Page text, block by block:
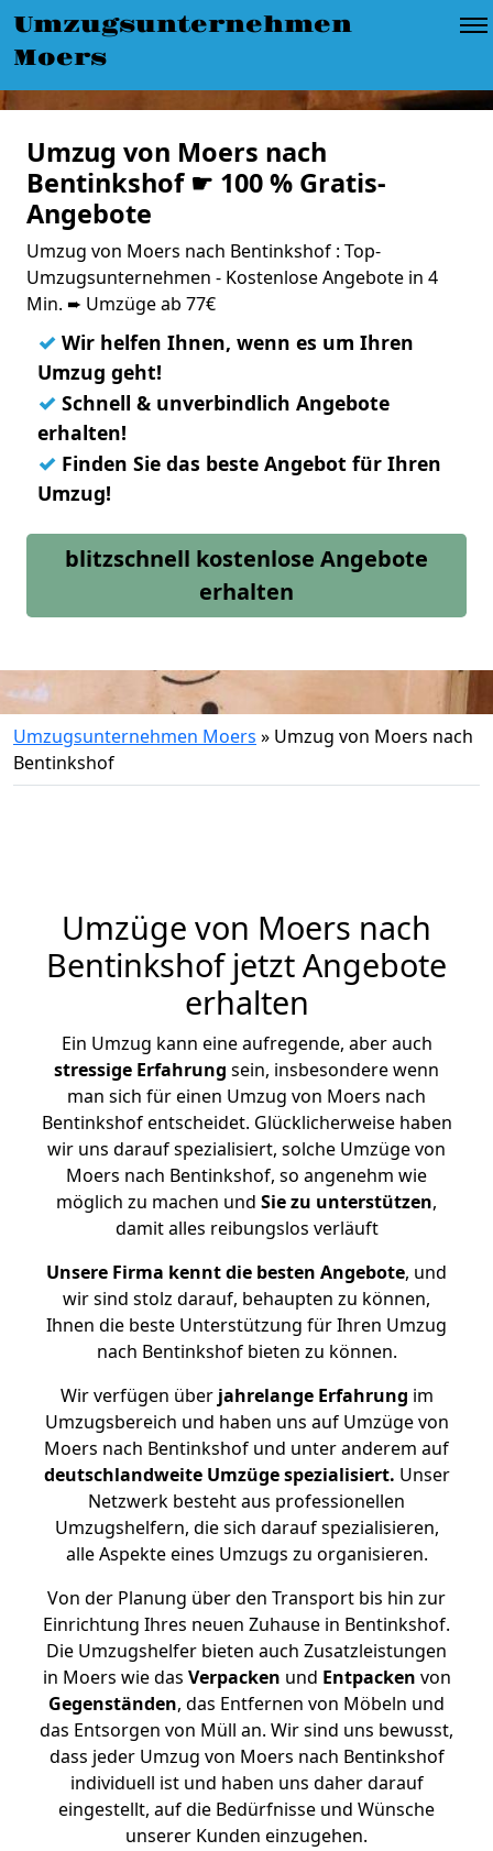
Umzugsunternehmen
Moers
Umzug von Moers nach
Bentinkshof ☛ 100 % Gratis-
Angebote
Umzug von Moers nach Bentinkshof : Top-
Umzugsunternehmen - Kostenlose Angebote in 4
Min. ➨ Umzüge ab 77€
✓ Wir helfen Ihnen, wenn es um Ihren
Umzug geht!
✓ Schnell & unverbindlich Angebote
erhalten!
✓ Finden Sie das beste Angebot für Ihren
Umzug!
blitzschnell kostenlose Angebote
erhalten
Umzugsunternehmen Moers » Umzug von Moers nach
Bentinkshof
Umzüge von Moers nach
Bentinkshof jetzt Angebote
erhalten
Ein Umzug kann eine aufregende, aber auch
stressige Erfahrung sein, insbesondere wenn
man sich für einen Umzug von Moers nach
Bentinkshof entscheidet. Glücklicherweise haben
wir uns darauf spezialisiert, solche Umzüge von
Moers nach Bentinkshof, so angenehm wie
möglich zu machen und Sie zu unterstützen,
damit alles reibungslos verläuft
Unsere Firma kennt die besten Angebote, und
wir sind stolz darauf, behaupten zu können,
Ihnen die beste Unterstützung für Ihren Umzug
nach Bentinkshof bieten zu können.
Wir verfügen überjahrelange Erfahrung im
Umzugsbereich und haben uns auf Umzüge von
Moers nach Bentinkshof und unter anderem auf
deutschlandweite Umzüge spezialisiert. Unser
Netzwerk besteht aus professionellen
Umzugshelfern, die sich darauf spezialisieren,
alle Aspekte eines Umzugs zu organisieren.
Von der Planung über den Transport bis hin zur
Einrichtung Ihres neuen Zuhause in Bentinkshof.
Die Umzugshelfer bieten auch Zusatzleistungen
in Moers wie das Verpacken und Entpacken von
Gegenständen, das Entfernen von Möbeln und
das Entsorgen von Müll an. Wir sind uns bewusst,
dass jeder Umzug von Moers nach Bentinkshof
individuell ist und haben uns daher darauf
eingestellt, auf die Bedürfnisse und Wünsche
unserer Kunden einzugehen.